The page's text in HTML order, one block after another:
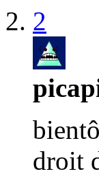
2
droit